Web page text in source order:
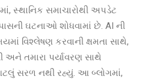
સ્થાનિક સમાચારોથી અપડેટ
ઘટનાઓ શોધવામાં છે. AI ની
વિશ્લેષણ કરવાની ક્ષમતા સાથે,
અને તમારા પર્યાવરણ સાથે
સરળ નથી રહ્યું. આ બ્લોગમાં,